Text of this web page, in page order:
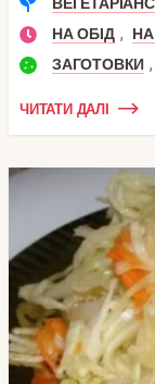
НА ОБІД ,
ЗАГОТОВКИ ,
ЧИТАТИ ДАЛІ